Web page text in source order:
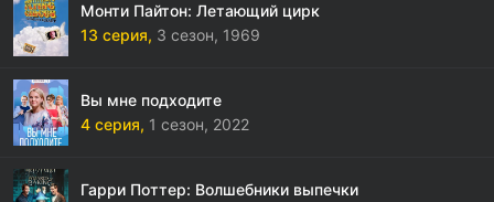
Монти Пайтон: Летающий цирк
13 серия, 3 сезон, 1969
Вы мне подходите
4 серия, 1 сезон, 2022
Гарри Поттер: Волшебники выпечки